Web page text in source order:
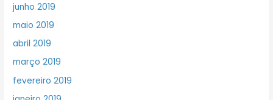
junho 2019
maio 2019
abril 2019
março 2019
fevereiro 2019